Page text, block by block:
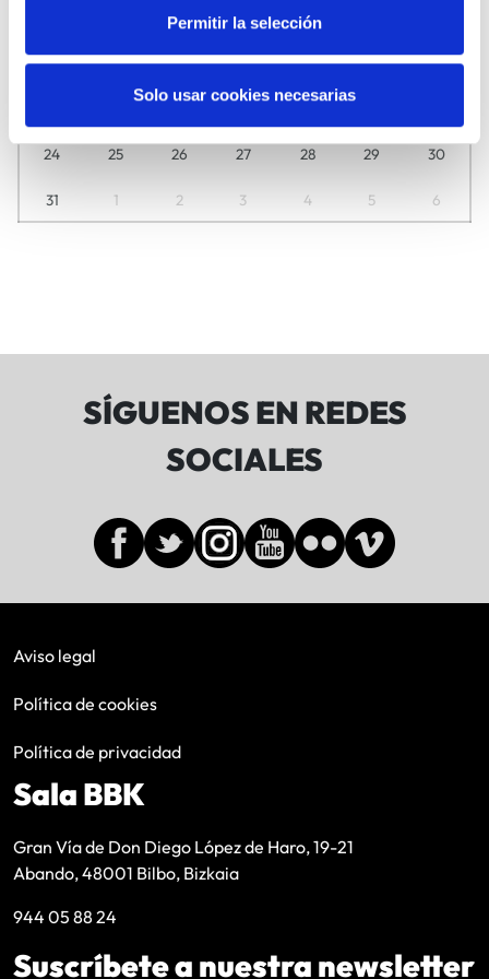
Permitir la selección
Solo usar cookies necesarias
5 6 7
10 11 12 13 14 15 16
19 20 21
24 25 26 27 28 29 30
31 1 2 3 4 5 6
SÍGUENOS EN REDES
SOCIALES
Aviso legal
Política de cookies
Política de privacidad
Sala BBK
Gran Vía de Don Diego López de Haro, 19-21
Abando, 48001 Bilbo, Bizkaia
944 05 88 24
Suscríbete a nuestra newsletter